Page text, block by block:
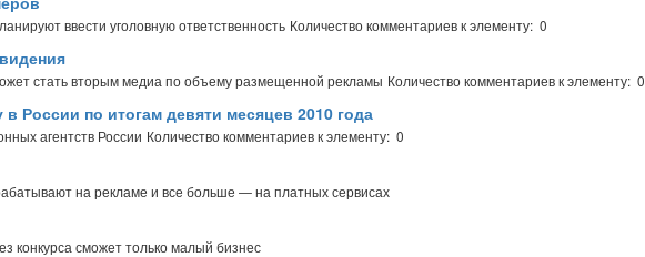
ввести уголовную ответственность Количество комментариев к элементу: 0
стать вторым медиа по объему размещенной рекламы Количество комментариев к элементу: 0
России по итогам девяти месяцев 2010 года
агентств России Количество комментариев к элементу: 0
на рекламе и все больше — на платных сервисах
конкурса сможет только малый бизнес